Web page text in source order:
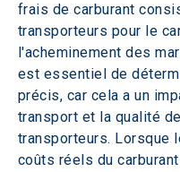
frais de carburant
transporteurs pour le
l'acheminement des
est essentiel de
précis, car cela a un
transport et la qualité
transporteurs. Lorsque
coûts réels du